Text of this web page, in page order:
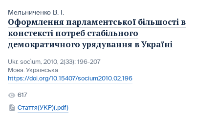
Мельниченко В. І.
Оформлення парламентської більшості в
констексті потреб стабільного
демократичного урядування в Україні
Ukr. socìum, 2010, 2(33): 196-207
Мова:Українська
https://doi.org/10.15407/socium2010.02.196
617
Стаття(УКР)(.pdf)